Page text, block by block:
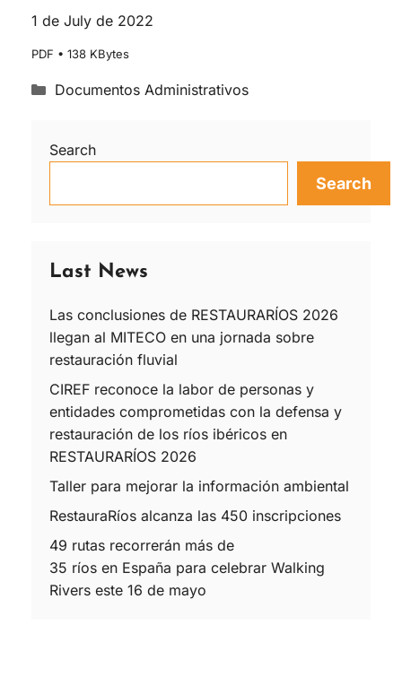
1 de July de 2022
PDF • 138 KBytes
Documentos Administrativos
Search
Search
Last News
Las conclusiones de RESTAURARÍOS 2026
llegan al MITECO en una jornada sobre
restauración fluvial
CIREF reconoce la labor de personas y
entidades comprometidas con la defensa y
restauración de los ríos ibéricos en
RESTAURARÍOS 2026
Taller para mejorar la información ambiental
RestauraRíos alcanza las 450 inscripciones
49 rutas recorrerán más de
35 ríos en España para celebrar Walking
Rivers este 16 de mayo